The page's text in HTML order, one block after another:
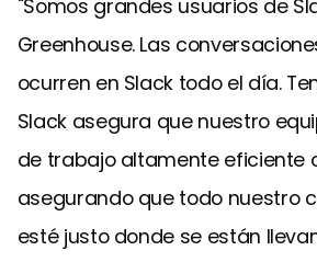
"Somos grandes usuarios de
Greenhouse. Las
ocurren en Slack todo el día.
Slack asegura que nuestro
de trabajo altamente eficiente
asegurando que todo nuestro
esté justo donde se están